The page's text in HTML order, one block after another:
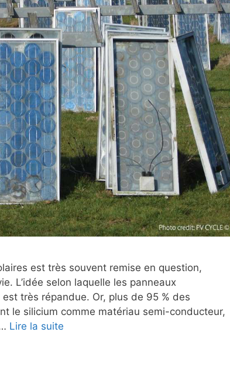
est très souvent remise en question,
L’idée selon laquelle les panneaux
très répandue. Or, plus de 95 % des
le silicium comme matériau semi-conducteur,
Lire la suite